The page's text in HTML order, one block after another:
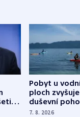
Pobyt u
ploch zvyšuje
duševní
ukázala
7. 8. 2026